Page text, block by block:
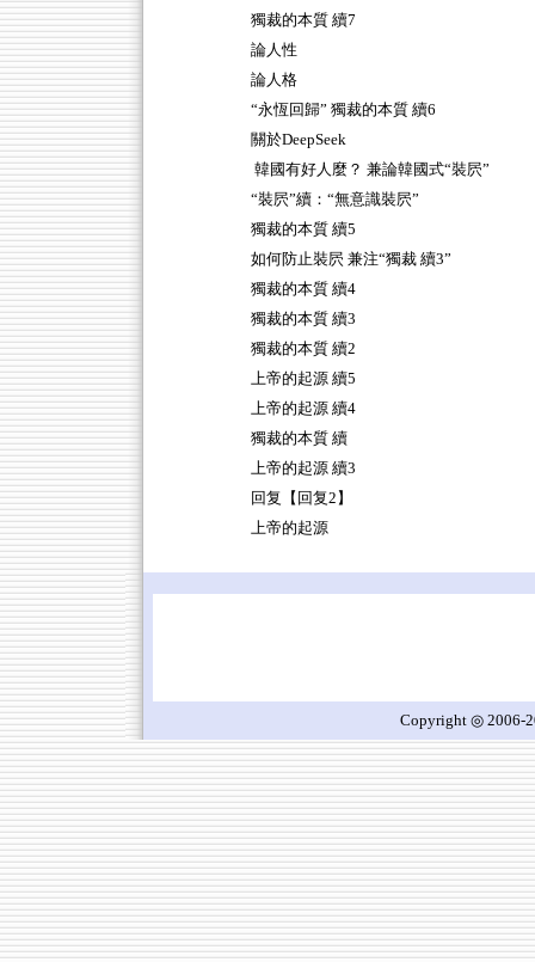
獨裁的本質 續7
論人性
論人格
“永恆回歸” 獨裁的本質 續6
關於DeepSeek
韓國有好人麼？ 兼論韓國式“裝屄”
“裝屄”續：“無意識裝屄”
獨裁的本質 續5
如何防止裝屄 兼注“獨裁 續3”
獨裁的本質 續4
獨裁的本質 續3
獨裁的本質 續2
上帝的起源 續5
上帝的起源 續4
獨裁的本質 續
上帝的起源 續3
回复【回复2】
上帝的起源
Copyright ◎ 2006-